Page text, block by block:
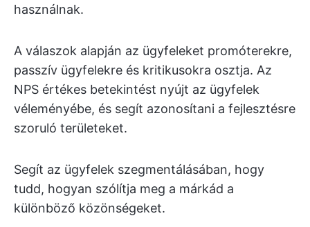
használnak.
A válaszok alapján az ügyfeleket promóterekre,
passzív ügyfelekre és kritikusokra osztja. Az
NPS értékes betekintést nyújt az ügyfelek
véleményébe, és segít azonosítani a fejlesztésre
szoruló területeket.
Segít az ügyfelek szegmentálásában, hogy
tudd, hogyan szólítja meg a márkád a
különböző közönségeket.